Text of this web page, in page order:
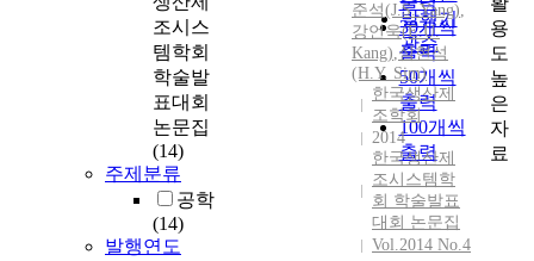
조시스
템학회
학술발
표대회
논문집
(14)
주제분류
공학
(14)
발행연도
발행기
관순
30개씩
출력
50개씩
출력
100개씩
출력
준석(J.S. Yang),
강언욱(E.U.
Kang),심현석
(H.Y. Sim)
한국생산제
조학회
2014
한국생산제
조시스템학
회 학술발표
대회 논문집
Vol.2014 No.4
용
도
높
은
자
료